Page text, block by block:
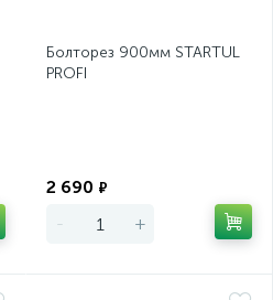
Болторез 900мм STARTUL
PROFI
2 690 ₽
- +